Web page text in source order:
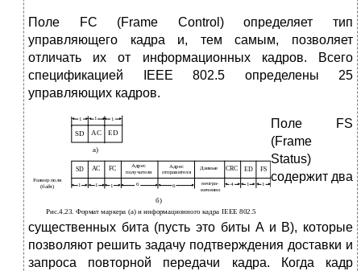
Поле FC (Frame Control) определяет тип
управляющего кадра и, тем самым, позволяет
отличать их от информационных кадров. Всего
спецификацией IEEE 802.5 определены 25
управляющих кадров.
Поле FS
(Frame
Status)
содержит два
существенных бита (пусть это биты A и B), которые
позволяют решить задачу подтверждения доставки и
запроса повторной передачи кадра. Когда кадр